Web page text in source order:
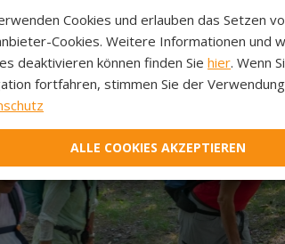
Cookies und erlauben das Setzen
Cookies. Weitere Informationen und
deaktivieren können finden Sie hier. Wenn
fortfahren, stimmen Sie der
ALLE COOKIES AKZEPTIEREN